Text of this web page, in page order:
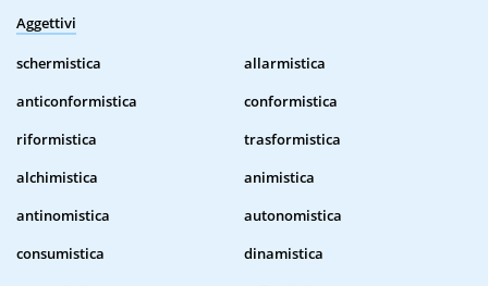
Aggettivi
schermistica
allarmistica
anticonformistica
conformistica
riformistica
trasformistica
alchimistica
animistica
antinomistica
autonomistica
consumistica
dinamistica